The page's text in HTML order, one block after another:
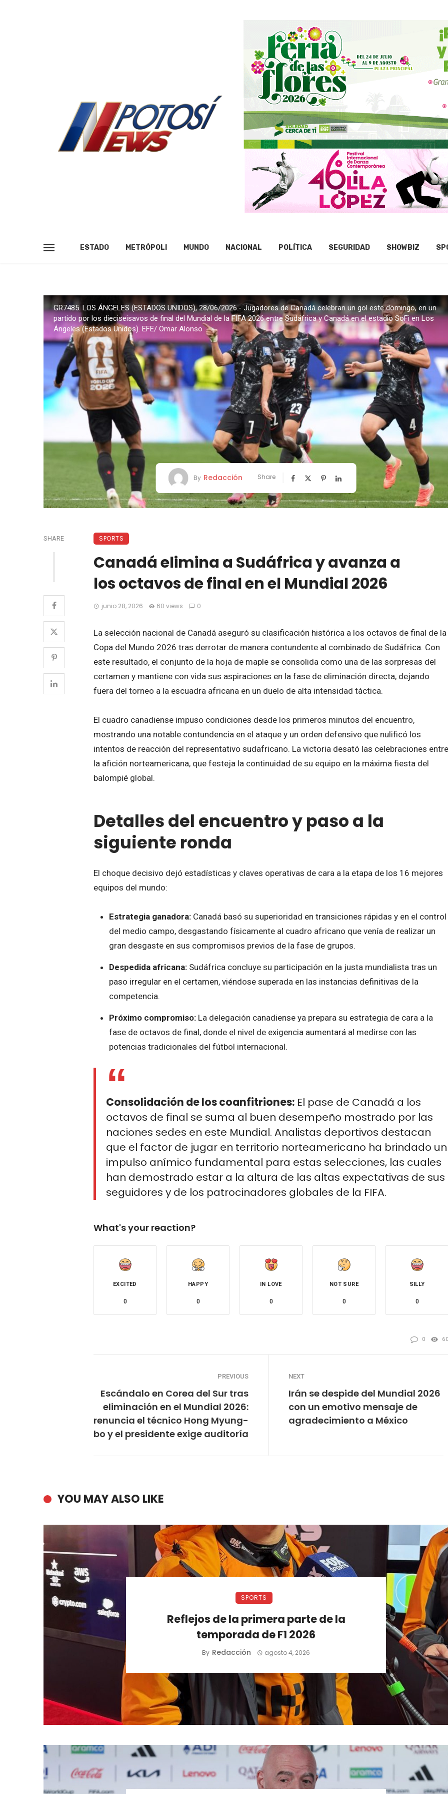
ESTADO METRÓPOLI MUNDO NACIONAL POLÍTICA SEGURIDAD SHOWBIZ
GR7485. LOS ÁNGELES (ESTADOS UNIDOS), 28/06/2026.- Jugadores de Canadá celebran un gol este domingo, en un
partido por los dieciseisavos de final del Mundial de la FIFA 2026 entre Sudáfrica y Canadá en el estadio SoFi en Los
Ángeles (Estados Unidos). EFE/ Omar Alonso
By Redacción Share
SHARE SPORTS
Canadá elimina a Sudáfrica y avanza a
los octavos de final en el Mundial 2026
junio 28, 2026 60 views 0
La selección nacional de Canadá aseguró su clasificación histórica a los octavos de final de la
Copa del Mundo 2026 tras derrotar de manera contundente al combinado de Sudáfrica. Con
este resultado, el conjunto de la hoja de maple se consolida como una de las sorpresas del
certamen y mantiene con vida sus aspiraciones en la fase de eliminación directa, dejando
fuera del torneo a la escuadra africana en un duelo de alta intensidad táctica.
El cuadro canadiense impuso condiciones desde los primeros minutos del encuentro,
mostrando una notable contundencia en el ataque y un orden defensivo que nulificó los
intentos de reacción del representativo sudafricano. La victoria desató las celebraciones entre
la afición norteamericana, que festeja la continuidad de su equipo en la máxima fiesta del
balompié global.
Detalles del encuentro y paso a la
siguiente ronda
El choque decisivo dejó estadísticas y claves operativas de cara a la etapa de los 16 mejores
equipos del mundo:
Estrategia ganadora:Canadá basó su superioridad en transiciones rápidas y en el control
del medio campo, desgastando físicamente al cuadro africano que venía de realizar un
gran desgaste en sus compromisos previos de la fase de grupos.
Despedida africana:Sudáfrica concluye su participación en la justa mundialista tras un
paso irregular en el certamen, viéndose superada en las instancias definitivas de la
competencia.
Próximo compromiso:La delegación canadiense ya prepara su estrategia de cara a la
fase de octavos de final, donde el nivel de exigencia aumentará al medirse con las
potencias tradicionales del fútbol internacional.
Consolidación de los coanfitriones: El pase de Canadá a los
octavos de final se suma al buen desempeño mostrado por las
naciones sedes en este Mundial. Analistas deportivos destacan
que el factor de jugar en territorio norteamericano ha brindado un
impulso anímico fundamental para estas selecciones, las cuales
han demostrado estar a la altura de las altas expectativas de sus
seguidores y de los patrocinadores globales de la FIFA.
What's your reaction?
EXCITED
0
HAPPY
0
IN LOVE
0
NOT SURE
0
SILLY
0
0 60
PREVIOUS
Escándalo en Corea del Sur tras
eliminación en el Mundial 2026:
renuncia el técnico Hong Myung-
bo y el presidente exige auditoría
NEXT
Irán se despide del Mundial 2026
con un emotivo mensaje de
agradecimiento a México
YOU MAY ALSO LIKE
SPORTS
Reflejos de la primera parte de la
temporada de F1 2026
By Redacción agosto 4, 2026